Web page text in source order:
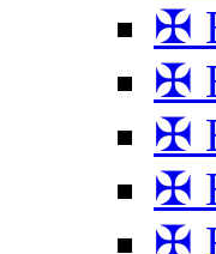
✠
✠
✠
✠
✠